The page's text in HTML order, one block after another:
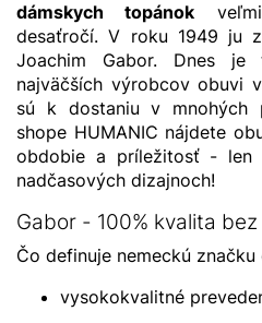
dámskych topánok
desaťročí. V roku 1949 ju
Joachim Gabor. Dnes
najväčších výrobcov obuvi
sú k dostaniu v mnohých
shope HUMANIC nájdete
obdobie a príležitosť - len
nadčasových dizajnoch!
Gabor - 100% kvalita
Čo definuje nemeckú
vysokokvalitné